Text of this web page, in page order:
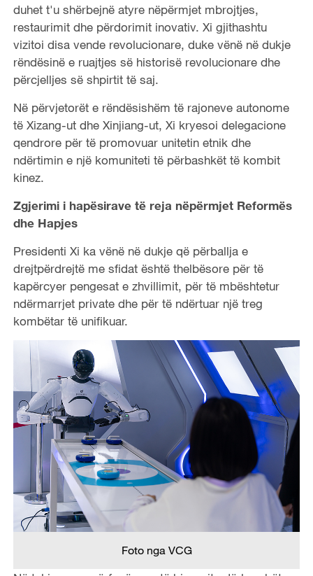
duhet t'u shërbejnë atyre nëpërmjet mbrojtjes,
restaurimit dhe përdorimit inovativ. Xi gjithashtu
vizitoi disa vende revolucionare, duke vënë në dukje
rëndësinë e ruajtjes së historisë revolucionare dhe
përcjelljes së shpirtit të saj.
Në përvjetorët e rëndësishëm të rajoneve autonome
të Xizang-ut dhe Xinjiang-ut, Xi kryesoi delegacione
qendrore për të promovuar unitetin etnik dhe
ndërtimin e një komuniteti të përbashkët të kombit
kinez.
Zgjerimi i hapësirave të reja nëpërmjet Reformës
dhe Hapjes
Presidenti Xi ka vënë në dukje që përballja e
drejtpërdrejtë me sfidat është thelbësore për të
kapërcyer pengesat e zhvillimit, për të mbështetur
ndërmarrjet private dhe për të ndërtuar një treg
kombëtar të unifikuar.
Foto nga VCG